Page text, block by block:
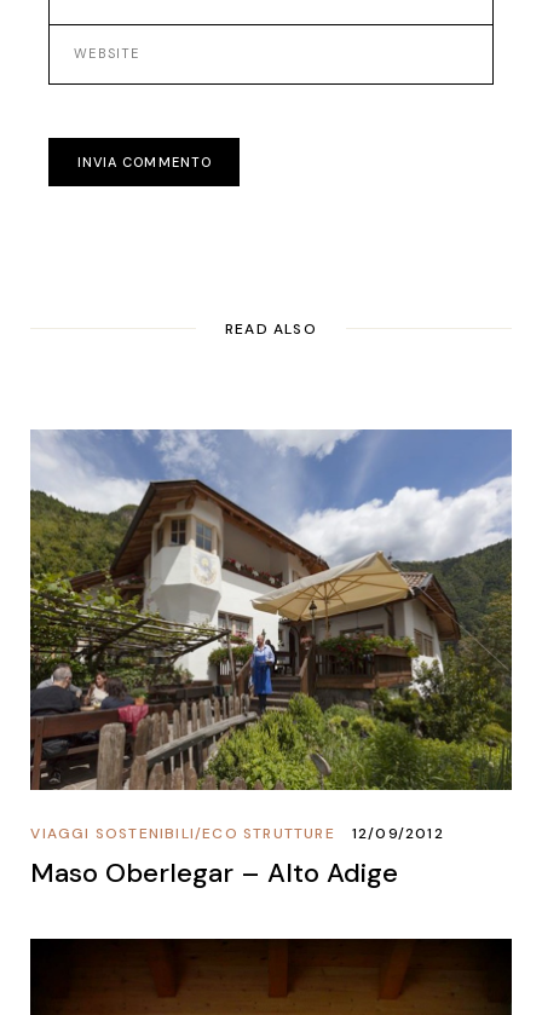
INVIA COMMENTO
READ ALSO
ECO STRUTTURE
/
VIAGGI SOSTENIBILI 12/09/2012
Maso Oberlegar – Alto Adige